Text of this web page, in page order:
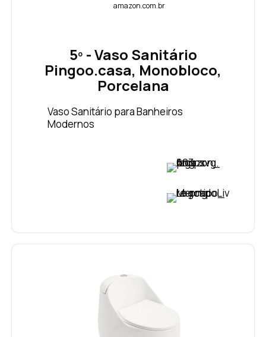
amazon.com.br
5º - Vaso Sanitário
Pingoo.casa, Monobloco,
Porcelana
Vaso Sanitário para Banheiros
Modernos